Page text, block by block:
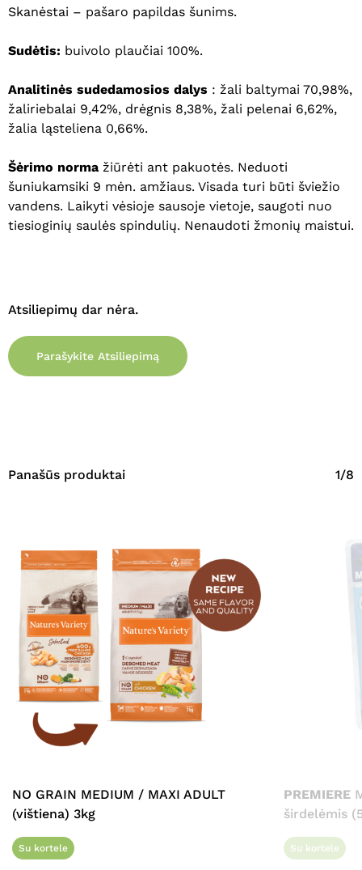
Skanėstai – pašaro papildas šunims.
Sudėtis: buivolo plaučiai 100%.
Analitinės sudedamosios dalys : žali baltymai 70,98%,
žaliriebalai 9,42%, drėgnis 8,38%, žali pelenai 6,62%,
žalia ląsteliena 0,66%.
Šėrimo norma žiūrėti ant pakuotės. Neduoti
šuniukamsiki 9 mėn. amžiaus. Visada turi būti šviežio
vandens. Laikyti vėsioje sausoje vietoje, saugoti nuo
tiesioginių saulės spindulių. Nenaudoti žmonių maistui.
Atsiliepimų dar nėra.
Parašykite Atsiliepimą
Panašūs produktai 1/8
NO GRAIN MEDIUM / MAXI ADULT
(vištiena) 3kg
Su kortele
PREMIERE
širdelėmis
Su kortele